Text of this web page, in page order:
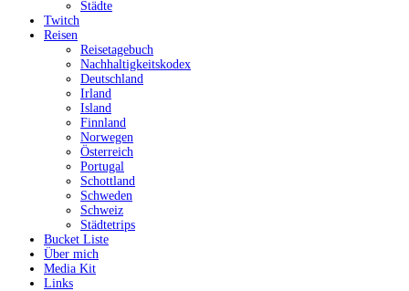
Städte
Twitch
Reisen
Reisetagebuch
Nachhaltigkeitskodex
Deutschland
Irland
Island
Finnland
Norwegen
Österreich
Portugal
Schottland
Schweden
Schweiz
Städtetrips
Bucket Liste
Über mich
Media Kit
Links